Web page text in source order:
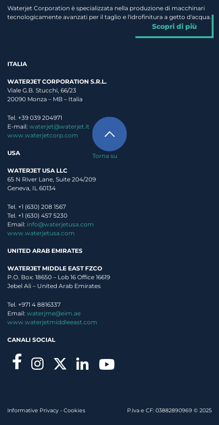
Torna su
Waterjet Corporation è specializzata nella produzione di macchinari
tecnologicamente avanzati per il taglio e l'idrofinitura a getto d'acqua.
Scopri di più
ITALIA
WATERJET CORPORATION S.R.L.
Viale G.B. Stucchi, 66/23
20090 Monza – MB – Italia
Tel. +39 039 204971
E-mail: waterjet@waterjet.it
www.waterjetcorp.com
USA
WATERJET USA LLC
65 N River Lane, Suite 204/209
Geneva, IL 60134
Tel. +1 (630) 208 1567
Tel. +1 (630) 457 5230
Email: info@waterjetusa.com
www.waterjetusa.com
UNITED ARAB EMIRATES
WATERJET MIDDLE EAST FZCO
P.O. Box: 18650 – Lob 16 Office 16619
Jebel Ali – United Arab Emirates
Tel. +971 4 8816337
Email: waterjme@eim.ae
www.waterjetmiddleeast.com
CANALI SOCIAL
Informative Privacy - Cookies P.Iva e CF: 03882890969 © 2025